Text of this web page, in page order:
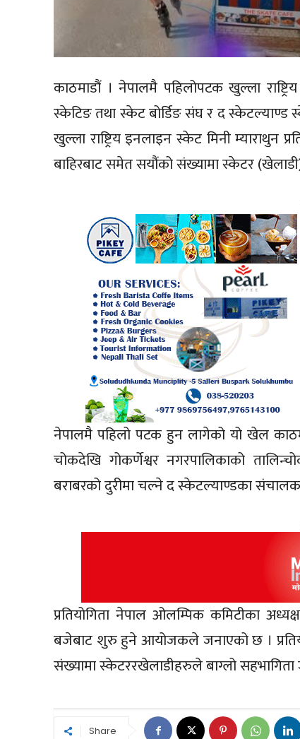
काठमाडौं । नेपालमै पहिलोपटक खुल्ला
स्केटिङ तथा स्केट बोर्डिङ संघ र द
खुल्ला राष्ट्रिय इनलाइन स्केट मिनी म्याराथुन
बाहिरबाट समेत सयौंको संख्यामा स्केटर
नेपालमै पहिलो पटक हुन लागेको यो खेल
चोकदेखि गोकर्णेश्वर नगरपालिकाको
बराबरको दुरीमा चल्ने द स्केटल्याण्डका संचालक
प्रतियोगिता नेपाल ओलम्पिक कमिटीका
बजेबाट शुरु हुने आयोजकले जनाएको छ ।
संख्यामा स्केटररखेलाडीहरुले बाग्लो
Share